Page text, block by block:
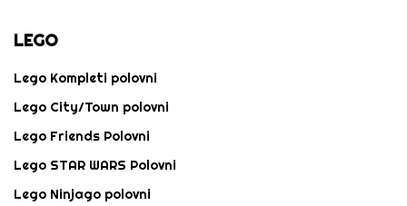
LEGO
Lego Kompleti polovni
Lego City/Town polovni
Lego Friends Polovni
Lego STAR WARS Polovni
Lego Ninjago polovni